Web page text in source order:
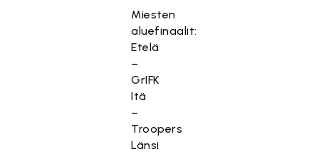
Miesten
aluefinaalit:
Etelä
–
GrIFK
Itä
–
Troopers
Länsi